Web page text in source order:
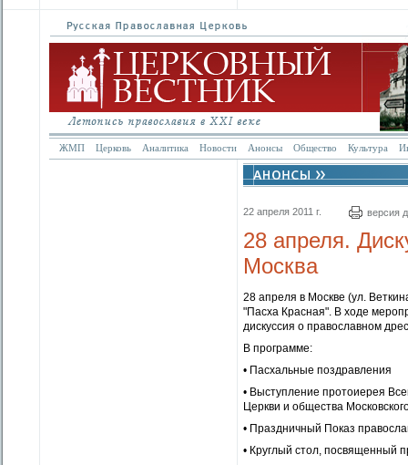
ЖМП Церковь Аналитика Новости Анонсы Общество Культура
22 апреля 2011 г. версия
28 апреля.
Москва
28 апреля в Москве (ул.
"Пасха Красная". В ходе
дискуссия о православном
В программе:
• Пасхальные поздравления
• Выступление протоиерея
Церкви и общества
• Праздничный Показ
• Круглый стол, посвященный